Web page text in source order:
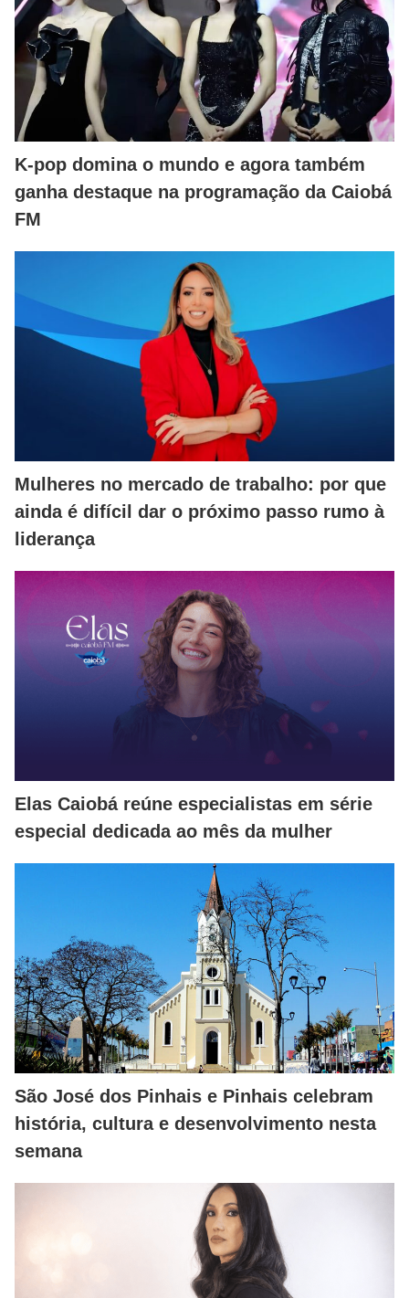
K-pop domina o mundo e agora também
ganha destaque na programação da Caiobá
FM
Mulheres no mercado de trabalho: por que
ainda é difícil dar o próximo passo rumo à
liderança
Elas Caiobá reúne especialistas em série
especial dedicada ao mês da mulher
São José dos Pinhais e Pinhais celebram
história, cultura e desenvolvimento nesta
semana